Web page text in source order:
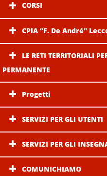
CORSI
CPIA “F. De André”
LE RETI TERRITORIALI
PERMANENTE
Progetti
SERVIZI PER GLI UTENTI
SERVIZI PER GLI
COMUNICHIAMO